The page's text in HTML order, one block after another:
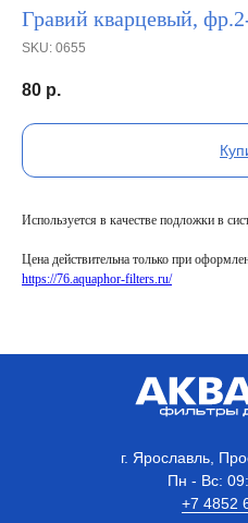
Гравий кварцевый,
SKU: 0655
80 р.
Используется в качестве подложки в
Цена действительна только при
https://76.aquaphor-filters.ru/
г. Ярославль,
Пн - Вс:
+7 4852